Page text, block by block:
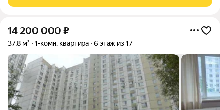
14 200 000 ₽
37,8 м² 1-комн. квартира 6 этаж из 17